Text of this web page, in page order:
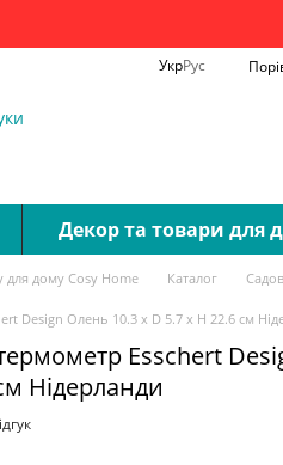
УкрРус
Декор та товари для
для дому Cosy Home Каталог
Design Олень 10.3 x D 5.7 x H 22.6 см
Esschert
Нідерланди